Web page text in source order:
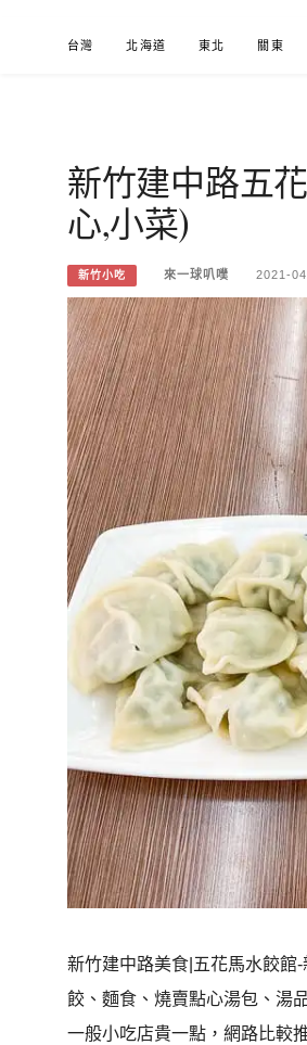
台灣 北海道 東北 關東
來一球
分享日本自助部落格
新竹建中路五
心,小菜)
新竹小吃 來一球叭噗 2021-
新竹建中路美食|五花馬水餃館
餃、麵食、燒賣點心湯包、湯
一般小吃店貴一點，網路比較